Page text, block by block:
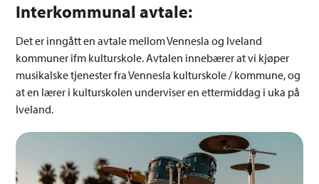
Interkommunal avtale:
Det er inngått en avtale mellom Vennesla og Iveland
kommuner ifm kulturskole. Avtalen innebærer at vi kjøper
musikalske tjenester fra Vennesla kulturskole / kommune, og
at en lærer i kulturskolen underviser en ettermiddag i uka på
Iveland.